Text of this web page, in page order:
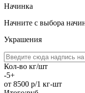
Начинка
Начните с выбора
Украшения
Кол-во кг/шт
-5+
от 8500 р/1 кг-шт